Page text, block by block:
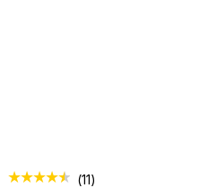
(11)